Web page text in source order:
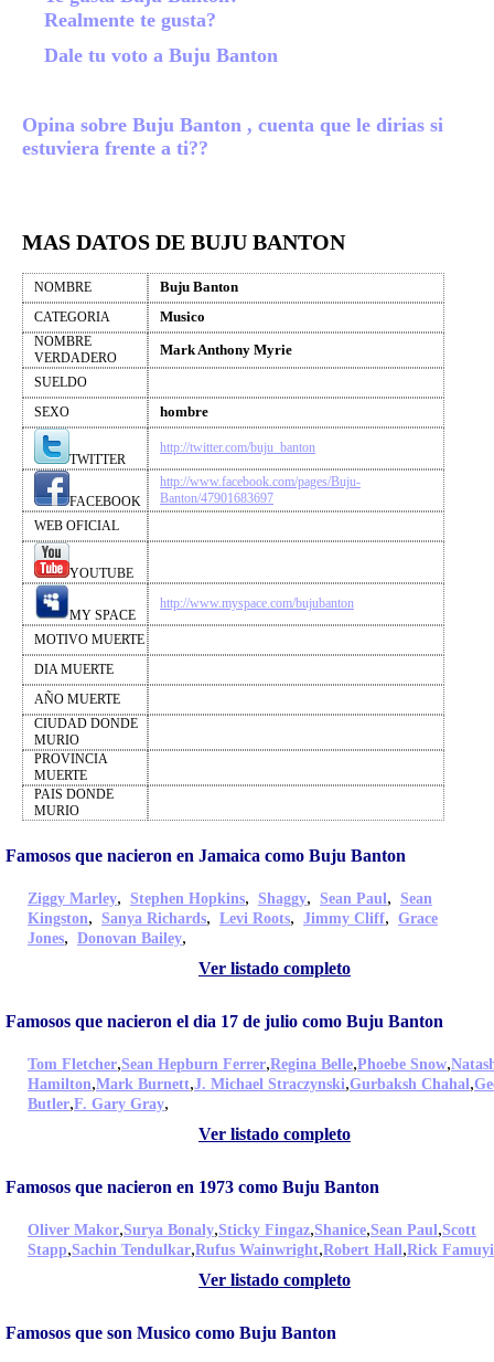
Realmente te gusta?
Dale tu voto a Buju Banton
Opina sobre Buju Banton , cuenta que le dirias si
estuviera frente a ti??
MAS DATOS DE BUJU BANTON
NOMBRE Buju Banton
CATEGORIA Musico
NOMBRE
VERDADERO
Mark Anthony Myrie
SUELDO
SEXO
hombre
TWITTER
http://twitter.com/buju_banton
FACEBOOK
http://www.facebook.com/pages/Buju-
Banton/47901683697
WEB OFICIAL
YOUTUBE
MY SPACE
http://www.myspace.com/bujubanton
MOTIVO MUERTE
DIA MUERTE
AÑO MUERTE
CIUDAD DONDE
MURIO
PROVINCIA
MUERTE
PAIS DONDE
MURIO
Famosos que nacieron en Jamaica como Buju Banton
Ziggy Marley, Stephen Hopkins, Shaggy, Sean Paul, Sean
Kingston, Sanya Richards, Levi Roots, Jimmy Cliff, Grace
Jones, Donovan Bailey,
Ver listado completo
Famosos que nacieron el dia 17 de julio como Buju Banton
Tom Fletcher,Sean Hepburn Ferrer,Regina Belle,Phoebe Snow,
Hamilton,Mark Burnett,J. Michael Straczynski,Gurbaksh Chahal,
Butler,F. Gary Gray,
Ver listado completo
Famosos que nacieron en 1973 como Buju Banton
Oliver Makor,Surya Bonaly,Sticky Fingaz,Shanice,Sean Paul,Scott
Stapp,Sachin Tendulkar,Rufus Wainwright,Robert Hall,Rick
Ver listado completo
Famosos que son Musico como Buju Banton